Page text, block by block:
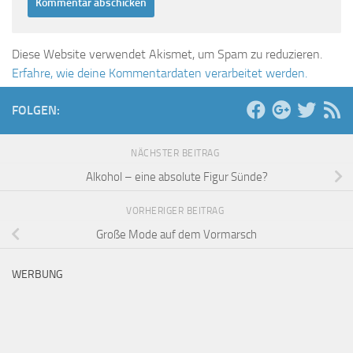
Diese Website verwendet Akismet, um Spam zu reduzieren.
Erfahre, wie deine Kommentardaten verarbeitet werden.
FOLGEN:
NÄCHSTER BEITRAG
Alkohol – eine absolute Figur Sünde?
VORHERIGER BEITRAG
Große Mode auf dem Vormarsch
WERBUNG